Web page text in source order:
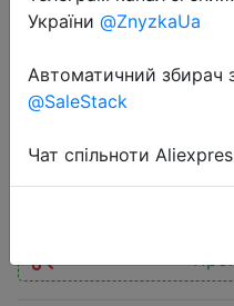
110 Bluetooth
App Control, for
України @ZnyzkaUa
Автоматичний збирач
@SaleStack
Чат спільноти